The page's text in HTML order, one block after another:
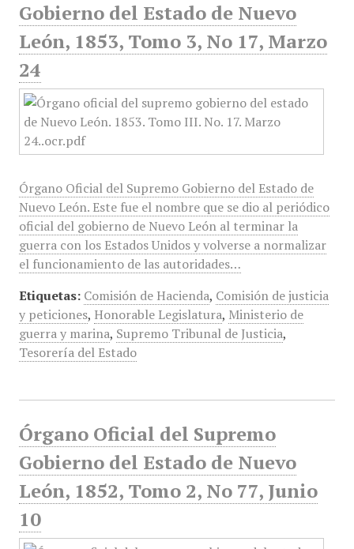
Gobierno del Estado de Nuevo
León, 1853, Tomo 3, No 17, Marzo
24
Órgano Oficial del Supremo Gobierno del Estado de
Nuevo León. Este fue el nombre que se dio al periódico
oficial del gobierno de Nuevo León al terminar la
guerra con los Estados Unidos y volverse a normalizar
el funcionamiento de las autoridades…
Etiquetas: Comisión de Hacienda, Comisión de justicia
y peticiones, Honorable Legislatura, Ministerio de
guerra y marina, Supremo Tribunal de Justicia,
Tesorería del Estado
Órgano Oficial del Supremo
Gobierno del Estado de Nuevo
León, 1852, Tomo 2, No 77, Junio
10